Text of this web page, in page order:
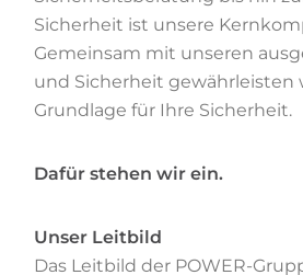
Sicherheit ist unsere
Gemeinsam mit unseren
und Sicherheit gewährleisten
Grundlage für Ihre Sicherheit.
Dafür stehen wir ein.
Unser Leitbild
Das Leitbild der POWER-